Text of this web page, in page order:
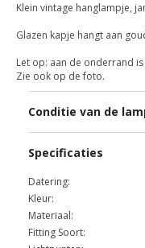
Klein vintage hanglampje,
Glazen kapje hangt aan
Let op: aan de onderrand
Zie ook op de foto.
Conditie van de
Specificaties
Datering:
Kleur:
Materiaal:
Fitting Soort: